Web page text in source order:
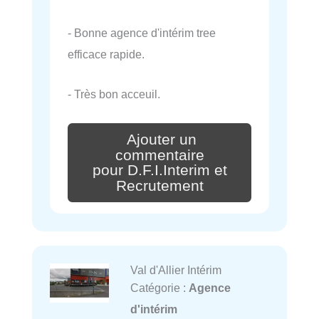
- Bonne agence d'intérim tree
efficace rapide.
- Très bon acceuil.
Ajouter un
commentaire
pour D.F.I.Interim et
Recrutement
Val d'Allier Intérim
Catégorie : Agence
d'intérim